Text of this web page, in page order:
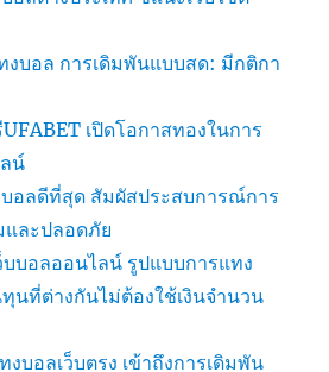
งบอล การเดิมพันแบบสด: มีกติกา
เปิดโอกาสทองในการ
น์
บอลดีที่สุด สัมผัสประสบการณ์การ
และปลอดภัย
บบอลออนไลน์ รูปแบบการแทง
นที่ต่างกันไม่ต้องใช้เงินจำนวน
บอลเว็บตรง เข้าถึงการเดิมพัน